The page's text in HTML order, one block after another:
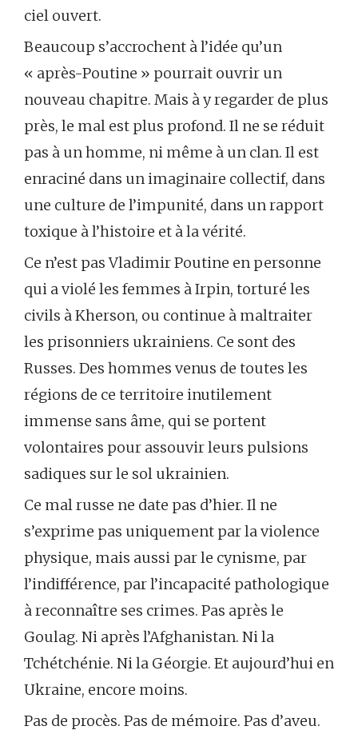
ciel ouvert.
Beaucoup s’accrochent à l’idée qu’un
« après-Poutine » pourrait ouvrir un
nouveau chapitre. Mais à y regarder de plus
près, le mal est plus profond. Il ne se réduit
pas à un homme, ni même à un clan. Il est
enraciné dans un imaginaire collectif, dans
une culture de l’impunité, dans un rapport
toxique à l’histoire et à la vérité.
Ce n’est pas Vladimir Poutine en personne
qui a violé les femmes à Irpin, torturé les
civils à Kherson, ou continue à maltraiter
les prisonniers ukrainiens. Ce sont des
Russes. Des hommes venus de toutes les
régions de ce territoire inutilement
immense sans âme, qui se portent
volontaires pour assouvir leurs pulsions
sadiques sur le sol ukrainien.
Ce mal russe ne date pas d’hier. Il ne
s’exprime pas uniquement par la violence
physique, mais aussi par le cynisme, par
l’indifférence, par l’incapacité pathologique
à reconnaître ses crimes. Pas après le
Goulag. Ni après l’Afghanistan. Ni la
Tchétchénie. Ni la Géorgie. Et aujourd’hui en
Ukraine, encore moins.
Pas de procès. Pas de mémoire. Pas d’aveu.